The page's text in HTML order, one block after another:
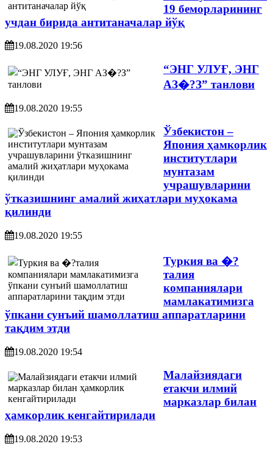
19 беморларининг
учдан бирида антитаначалар йўқ
19.08.2020 19:56
“ЭНГ УЛУҒ, ЭНГ
АЗ�?З” танлови
19.08.2020 19:55
Ўзбекистон –
Япония ҳамкорлик
институтлари
мунтазам
учрашувларини
ўтказишнинг амалий жиҳатлари муҳокама
қилинди
19.08.2020 19:55
Туркия ва �?
талия
компаниялари
мамлакатимизга
ўпкани сунъий шамоллатиш аппаратларини
тақдим этди
19.08.2020 19:54
Малайзиядаги
етакчи илмий
марказлар билан
ҳамкорлик кенгайтирилади
19.08.2020 19:53